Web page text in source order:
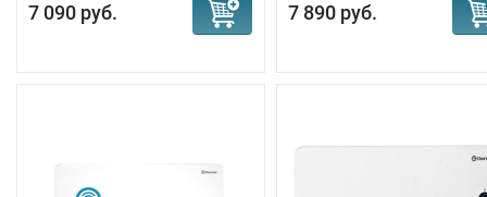
7 090 руб. 7 890 руб.